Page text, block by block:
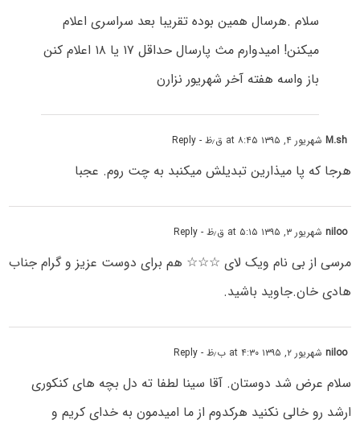
سلام .هرسال همین بوده تقریبا بعد سراسری اعلام
میکنن! امیدوارم مث پارسال حداقل ۱۷ یا ۱۸ اعلام کنن
باز واسه هفته آخر شهریور نزارن
M.shشهریور ۴, ۱۳۹۵ at ۸:۴۵ ق٫ظ - Reply
هرجا که پا میذارین تبدیلش میکنبد به چت روم. عجبا
nilooشهریور ۳, ۱۳۹۵ at ۵:۱۵ ق٫ظ - Reply
مرسی از بی نام ویک لای ☆☆☆ هم برای دوست عزیز و گرام جناب
هادی خان.جاوید باشید.
nilooشهریور ۲, ۱۳۹۵ at ۴:۳۰ ب٫ظ - Reply
سلام عرض شد دوستان. آقا سینا لطفا ته دل بچه های کنکوری
ارشد رو خالی نکنید هرکدوم از ما امیدمون به خدای کریم و